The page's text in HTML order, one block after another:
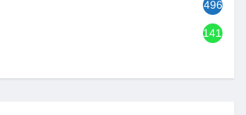
496
1417